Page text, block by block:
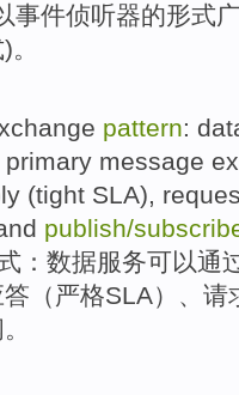
事件侦听器的形式
pattern:
primary message
(tight SLA),
publish/
： 数据服务可以通
（ 严格SLA）、请
。